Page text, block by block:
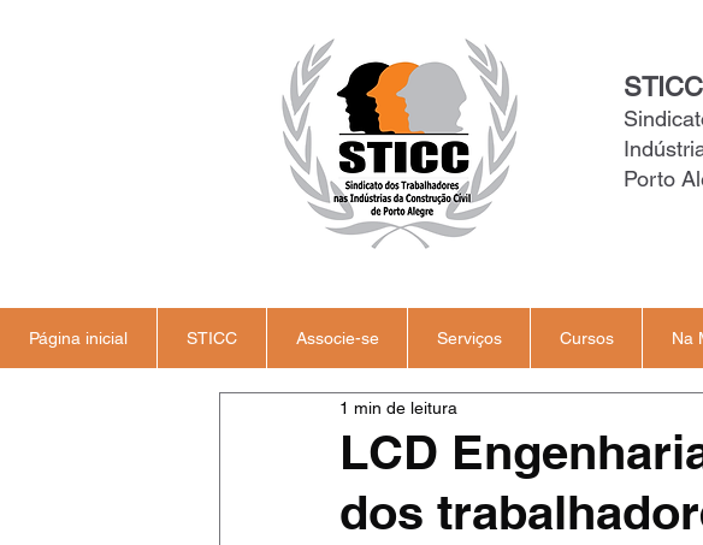
STICC
Porto
Página inicial STICC Associe-se Serviços Cursos Na
LCD
dos
1 min de leitura